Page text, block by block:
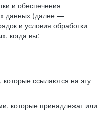
и обеспечения
данных (далее —
и условия обработки
когда вы:
которые ссылаются на эту
которые принадлежат или